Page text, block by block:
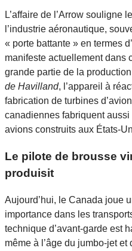
L’affaire de l’Arrow souligne
l’industrie aéronautique,
« porte battante » en termes
manifeste actuellement dans
grande partie de la
de Havilland, l’appareil à
fabrication de turbines
canadiennes fabriquent
avions construits aux États-
Le pilote de brousse
produisit
Aujourd’hui, le Canada joue
importance dans les
technique d’avant-garde est
même à l’âge du jumbo-jet